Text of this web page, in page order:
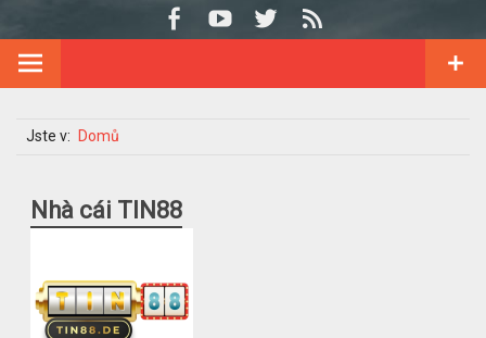
Jste v: Domů
Nhà cái TIN88